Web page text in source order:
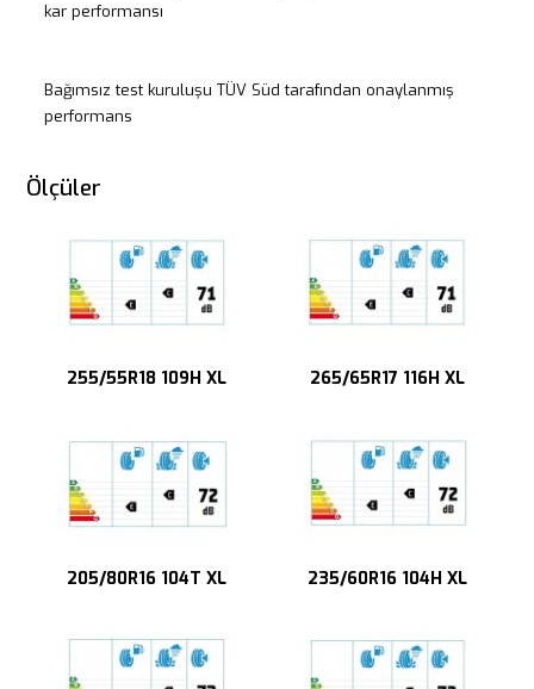
kar performansı
Bağımsız test kuruluşu TÜV Süd tarafından onaylanmış
performans ​
Ölçüler
255/55R18 109H XL 265/65R17 116H XL
205/80R16 104T XL 235/60R16 104H XL